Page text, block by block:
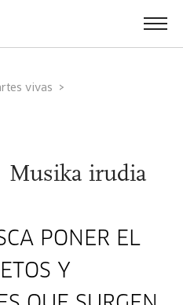
vivas
Musika irudia
PONER EL
Y